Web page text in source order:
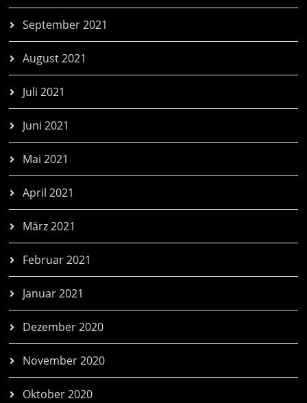
September 2021
August 2021
Juli 2021
Juni 2021
Mai 2021
April 2021
März 2021
Februar 2021
Januar 2021
Dezember 2020
November 2020
Oktober 2020